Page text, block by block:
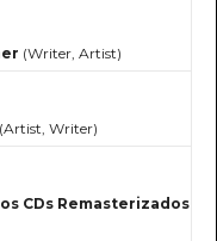
(Writer, Artist)
(Artist, Writer)
CDs Remasterizados